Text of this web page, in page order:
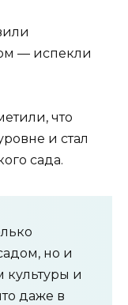
— испекли
что
и стал
сада.
но и
и
даже в